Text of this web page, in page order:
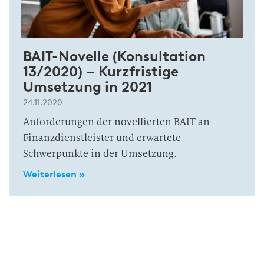
BAIT-Novelle (Konsultation
13/2020) – Kurzfristige
Umsetzung in 2021
24.11.2020
Anforderungen der novellierten BAIT an
Finanzdienstleister und erwartete
Schwerpunkte in der Umsetzung.
Weiterlesen »